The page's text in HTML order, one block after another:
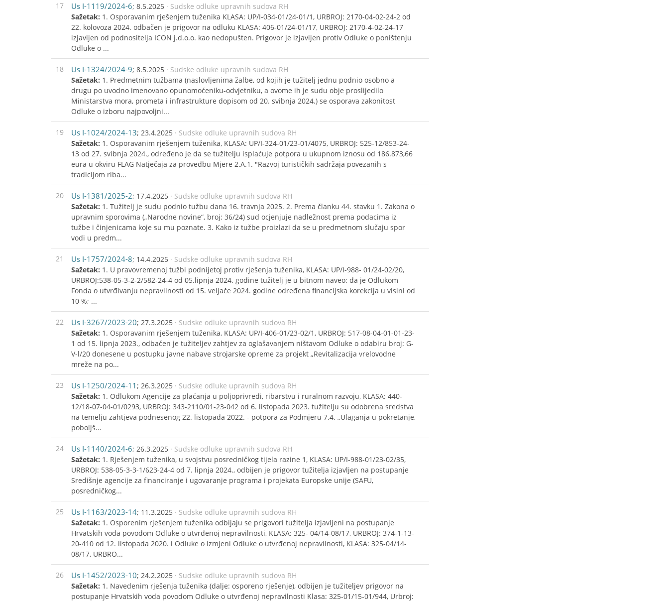
17 Us I-1119/2024-6; 8.5.2025 · Sudske odluke upravnih sudova RH
Sažetak: 1. Osporavanim rješenjem tuženika KLASA: UP/I-034-01/24-01/1, URBROJ: 2170-04-02-24-2 od
22. kolovoza 2024. odbačen je prigovor na odluku KLASA: 406-01/24-01/17, URBROJ: 2170-4-02-24-17
izjavljen od podnositelja ICON j.d.o.o. kao nedopušten. Prigovor je izjavljen protiv Odluke o poništenju
Odluke o ...
18 Us I-1324/2024-9; 8.5.2025 · Sudske odluke upravnih sudova RH
Sažetak: 1. Predmetnim tužbama (naslovljenima žalbe, od kojih je tužitelj jednu podnio osobno a
drugu po uvodno imenovano opunomoćeniku-odvjetniku, a ovome ih je sudu obje proslijedilo
Ministarstva mora, prometa i infrastrukture dopisom od 20. svibnja 2024.) se osporava zakonitost
Odluke o izboru najpovoljni...
19 Us I-1024/2024-13; 23.4.2025 · Sudske odluke upravnih sudova RH
Sažetak: 1. Osporavanim rješenjem tuženika, KLASA: UP/I-324-01/23-01/4075, URBROJ: 525-12/853-24-
13 od 27. svibnja 2024., određeno je da se tužitelju isplaćuje potpora u ukupnom iznosu od 186.873,66
eura u okviru FLAG Natječaja za provedbu Mjere 2.A.1. "Razvoj turističkih sadržaja povezanih s
tradicijom riba...
20 Us I-1381/2025-2; 17.4.2025 · Sudske odluke upravnih sudova RH
Sažetak: 1. Tužitelj je sudu podnio tužbu dana 16. travnja 2025. 2. Prema članku 44. stavku 1. Zakona o
upravnim sporovima („Narodne novine“, broj: 36/24) sud ocjenjuje nadležnost prema podacima iz
tužbe i činjenicama koje su mu poznate. 3. Kako iz tužbe proizlazi da se u predmetnom slučaju spor
vodi u predm...
21 Us I-1757/2024-8; 14.4.2025 · Sudske odluke upravnih sudova RH
Sažetak: 1. U pravovremenoj tužbi podnijetoj protiv rješenja tuženika, KLASA: UP/I-988- 01/24-02/20,
URBROJ:538-05-3-2-2/582-24-4 od 05.lipnja 2024. godine tužitelj je u bitnom naveo: da je Odlukom
Fonda o utvrđivanju nepravilnosti od 15. veljače 2024. godine određena financijska korekcija u visini od
10 %; ...
22 Us I-3267/2023-20; 27.3.2025 · Sudske odluke upravnih sudova RH
Sažetak: 1. Osporavanim rješenjem tuženika, KLASA: UP/I-406-01/23-02/1, URBROJ: 517-08-04-01-01-23-
1 od 15. lipnja 2023., odbačen je tužiteljev zahtjev za oglašavanjem ništavom Odluke o odabiru broj: G-
V-l/20 donesene u postupku javne nabave strojarske opreme za projekt „Revitalizacija vrelovodne
mreže na po...
23 Us I-1250/2024-11 ; 26.3.2025 · Sudske odluke upravnih sudova RH
Sažetak: 1. Odlukom Agencije za plaćanja u poljoprivredi, ribarstvu i ruralnom razvoju, KLASA: 440-
12/18-07-04-01/0293, URBROJ: 343-2110/01-23-042 od 6. listopada 2023. tužitelju su odobrena sredstva
na temelju zahtjeva podnesenog 22. listopada 2022. - potpora za Podmjeru 7.4. „Ulaganja u pokretanje,
poboljš...
24 Us I-1140/2024-6; 26.3.2025 · Sudske odluke upravnih sudova RH
Sažetak: 1. Rješenjem tuženika, u svojstvu posredničkog tijela razine 1, KLASA: UP/I-988-01/23-02/35,
URBROJ: 538-05-3-3-1/623-24-4 od 7. lipnja 2024., odbijen je prigovor tužitelja izjavljen na postupanje
Središnje agencije za financiranje i ugovaranje programa i projekata Europske unije (SAFU,
posredničkog...
25 Us I-1163/2023-14; 11.3.2025 · Sudske odluke upravnih sudova RH
Sažetak: 1. Osporenim rješenjem tuženika odbijaju se prigovori tužitelja izjavljeni na postupanje
Hrvatskih voda povodom Odluke o utvrđenoj nepravilnosti, KLASA: 325- 04/14-08/17, URBROJ: 374-1-13-
20-410 od 12. listopada 2020. i Odluke o izmjeni Odluke o utvrđenoj nepravilnosti, KLASA: 325-04/14-
08/17, URBRO...
26 Us I-1452/2023-10; 24.2.2025 · Sudske odluke upravnih sudova RH
Sažetak: 1. Navedenim rješenja tuženika (dalje: osporeno rješenje), odbijen je tužiteljev prigovor na
postupanje Hrvatskih voda povodom Odluke o utvrđenoj nepravilnosti Klasa: 325-01/15-01/944, Urbroj: